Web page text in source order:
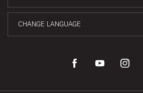
CHANGE LANGUAGE